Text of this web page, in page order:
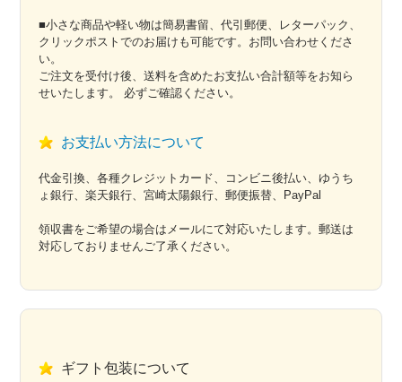
■小さな商品や軽い物は簡易書留、代引郵便、レターパック、
クリックポストでのお届けも可能です。お問い合わせくださ
い。
ご注文を受付け後、送料を含めたお支払い合計額等をお知ら
せいたします。 必ずご確認ください。
お支払い方法について
代金引換、各種クレジットカード、コンビニ後払い、ゆうち
ょ銀行、楽天銀行、宮崎太陽銀行、郵便振替、PayPal
領収書をご希望の場合はメールにて対応いたします。郵送は
対応しておりませんご了承ください。
ギフト包装について